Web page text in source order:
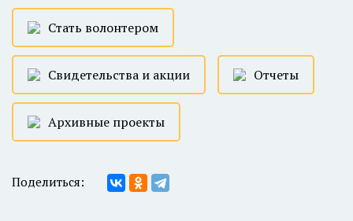
Стать волонтером
Свидетельства и акции Отчеты
Архивные проекты
Поделиться: